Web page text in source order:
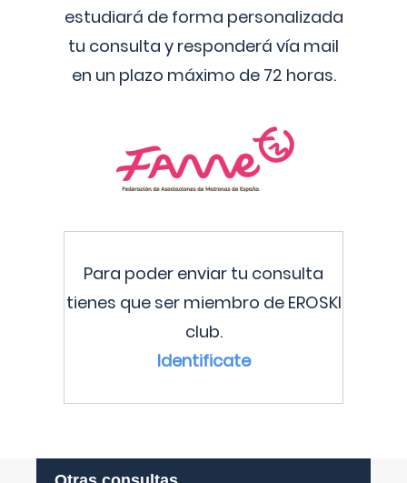
estudiará de forma personalizada
tu consulta y responderá vía mail
en un plazo máximo de 72 horas.
Para poder enviar tu consulta
tienes que ser miembro de EROSKI
club.
Identificate